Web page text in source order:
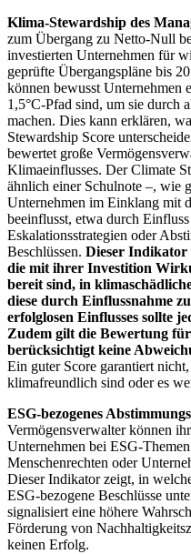
Klima-Stewardship des
zum Übergang zu Netto-Null
investierten Unternehmen für
geprüfte Übergangspläne bis
können bewusst Unternehmen
1,5°C-Pfad sind, um sie durch
machen. Dies kann erklären,
Stewardship Score
bewertet große
Klimaeinflusses. Der Climate
ähnlich einer Schulnote –, wie
Unternehmen im Einklang mit
beeinflusst, etwa durch
Eskalationsstrategien oder
Beschlüssen. Dieser Indikator
die mit ihrer Investition
bereit sind, in
diese durch Einflussnahme
erfolglosen Einflusses sollte
Zudem gilt die Bewertung
berücksichtigt keine
Ein guter Score garantiert
klimafreundlich sind oder es
ESG-bezogenes
Vermögensverwalter können
Unternehmen bei ESG-
Menschenrechten oder
Dieser Indikator zeigt, in
ESG-bezogene Beschlüsse
signalisiert eine höhere
Förderung von
keinen Erfolg.